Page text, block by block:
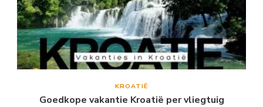
KROATIË
Goedkope vakantie Kroatië per vliegtuig